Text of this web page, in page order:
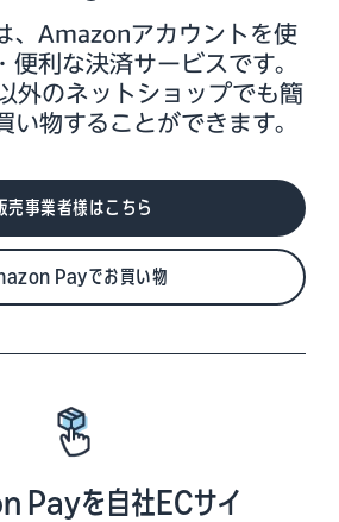
、Amazonアカウントを使
便利な決済サービスです。
外のネットショップでも簡
い物することができます。
売事業者様はこちら
Payでお買い物
Payを自社ECサイ